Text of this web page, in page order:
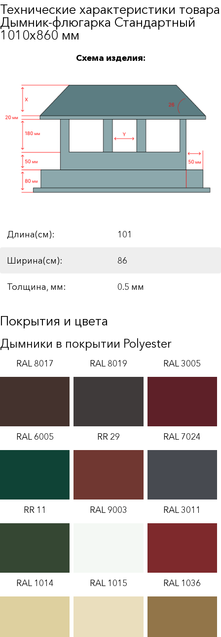
Технические характеристики товара
Дымник-флюгарка Стандартный
1010х860 мм
Схема изделия:
Длина(см): 101
Ширина(см): 86
Толщина, мм: 0.5 мм
Покрытия и цвета
Дымники в покрытии Polyester
RAL 8017 RAL 8019 RAL 3005
RAL 6005 RR 29 RAL 7024
RR 11 RAL 9003 RAL 3011
RAL 1014 RAL 1015 RAL 1036